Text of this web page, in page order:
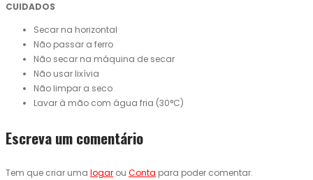
CUIDADOS
Secar na horizontal
Não passar a ferro
Não secar na máquina de secar
Não usar lixívia
Não limpar a seco
Lavar à mão com água fria (30°C)
Escreva um comentário
Tem que criar uma logar ou Conta para poder comentar.